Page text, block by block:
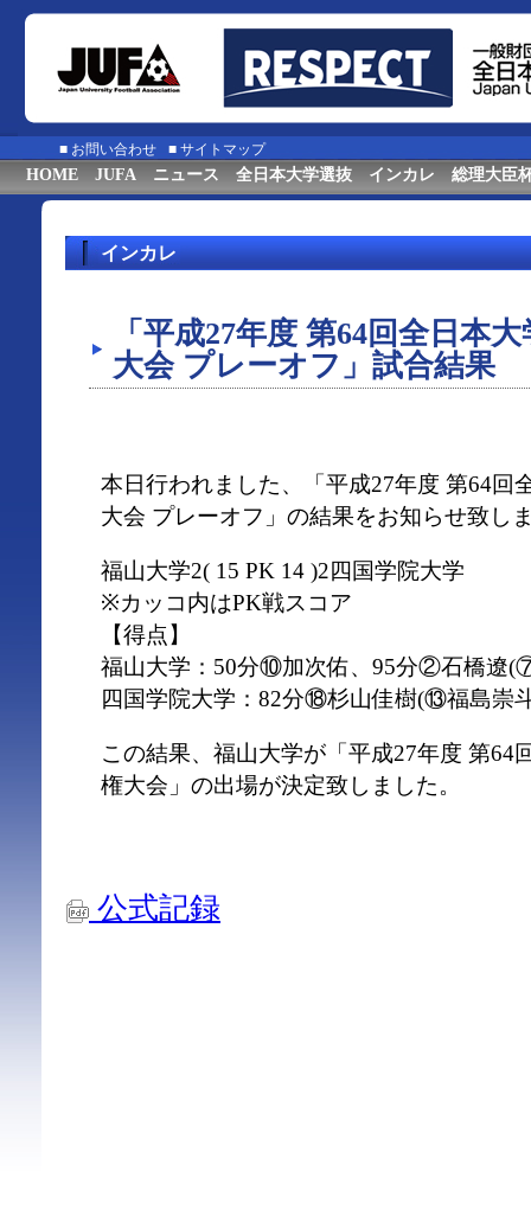
■ お問い合わせ ■ サイトマップ
HOME JUFA ニュース 全日本大学選抜 インカレ 総理大臣
インカレ
「平成27年度 第64回全日本
大会 プレーオフ」試合結果
本日行われました、「平成27年度 第64回
大会 プレーオフ」の結果をお知らせ致し
福山大学2( 15 PK 14 )2四国学院大学
※カッコ内はPK戦スコア
【得点】
福山大学：50分⑩加次佑、95分②石橋遼
四国学院大学：82分⑱杉山佳樹(⑬福島崇
この結果、福山大学が「平成27年度 第64
権大会」の出場が決定致しました。
公式記録